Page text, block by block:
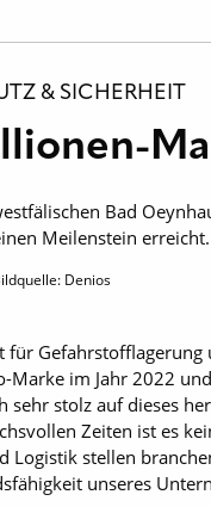
& SICHERHEIT
Bad
Meilenstein erreicht.
Denios
für
Marke im Jahr 2022
stolz auf dieses
Zeiten ist es
Logistik stellen
unseres